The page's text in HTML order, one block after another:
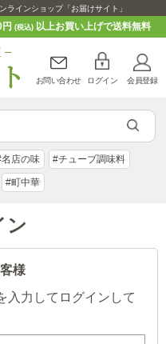
ラインショップ「お届けサイト」
(税込)以上お買い上げで送料無料
お問い合わせ ログイン 会員登録
名店の味 #チューブ調味料
#町中華
ン
様
入力してログインして